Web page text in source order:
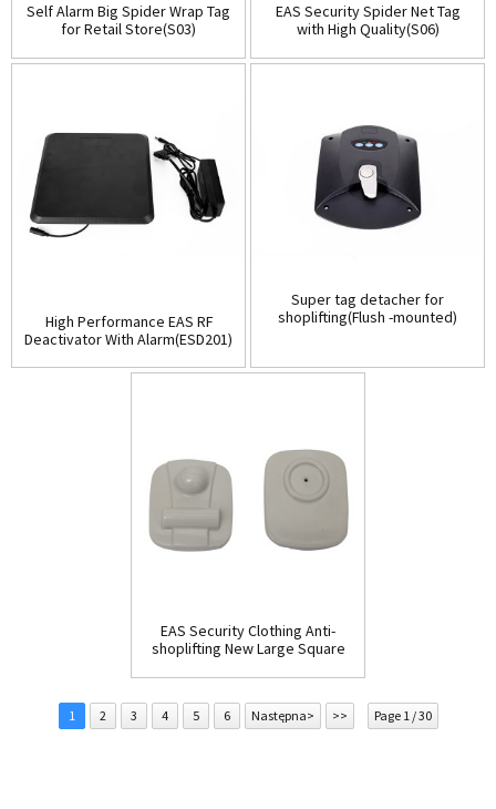
Self Alarm Big Spider Wrap Tag
for Retail Store(S03)
EAS Security Spider Net Tag
with High Quality(S06)
High Performance EAS RF
Deactivator With Alarm(ESD201)
Super tag detacher for
shoplifting(Flush -mounted)
EAS Security Clothing Anti-
shoplifting New Large Square
1 2 3 4 5 6 Następna> >> Page 1 / 30